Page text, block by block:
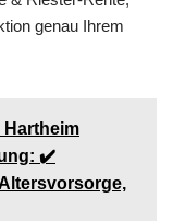
genau Ihrem
✔️